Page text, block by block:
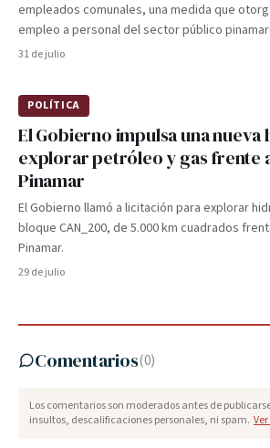
empleados comunales, una medida que
empleo a personal del sector público
31 de julio
POLÍTICA
El Gobierno impulsa una
explorar petróleo y gas frente
Pinamar
El Gobierno llamó a licitación para explorar
bloque CAN_200, de 5.000 km cuadrados
Pinamar.
29 de julio
Comentarios(0)
Los comentarios son moderados antes de
insultos, descalificaciones personales, ni spam.